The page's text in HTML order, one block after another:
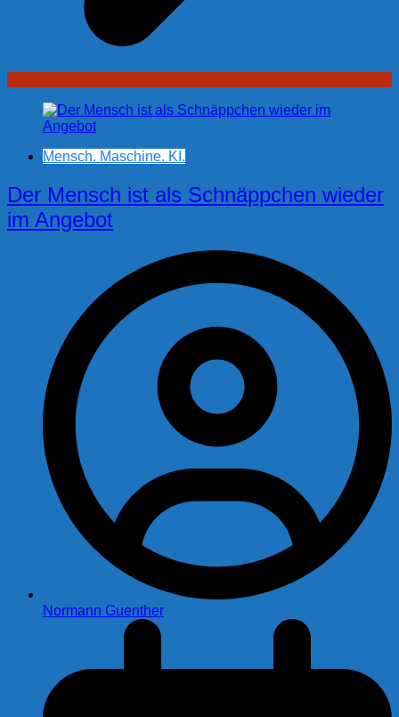
Mensch. Maschine. KI.
Der Mensch ist als Schnäppchen wieder
im Angebot
Normann Guenther